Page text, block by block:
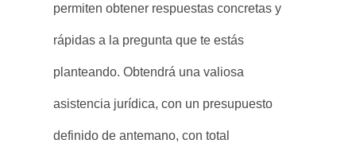
permiten obtener respuestas concretas y
rápidas a la pregunta que te estás
planteando. Obtendrá una valiosa
asistencia jurídica, con un presupuesto
definido de antemano, con total